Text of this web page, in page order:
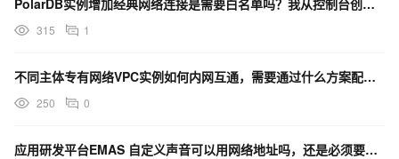
PolarDB实例增加经典网络连接是需要白名单吗？我从控制台创建的只能配置一个vpc的地址
315 1
不同主体专有网络VPC实例如何内网互通，需要通过什么方案配置实现？
250 0
应用研发平台EMAS 自定义声音可以用网络地址吗，还是必须要本地的？